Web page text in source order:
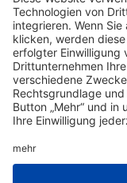
Philosophie
Termine
Zahlungsarten
Datenschutz